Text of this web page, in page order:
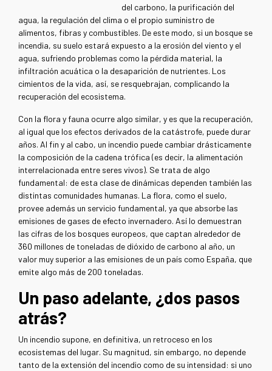
del carbono, la purificación del
agua, la regulación del clima o el propio suministro de
alimentos, fibras y combustibles. De este modo, si un bosque se
incendia, su suelo estará expuesto a la erosión del viento y el
agua, sufriendo problemas como la pérdida material, la
infiltración acuática o la desaparición de nutrientes. Los
cimientos de la vida, así, se resquebrajan, complicando la
recuperación del ecosistema.
Con la flora y fauna ocurre algo similar, y es que la recuperación,
al igual que los efectos derivados de la catástrofe, puede durar
años. Al fin y al cabo, un incendio puede cambiar drásticamente
la composición de la cadena trófica (es decir, la alimentación
interrelacionada entre seres vivos). Se trata de algo
fundamental: de esta clase de dinámicas dependen también las
distintas comunidades humanas. La flora, como el suelo,
provee además un servicio fundamental, ya que absorbe las
emisiones de gases de efecto invernadero. Así lo demuestran
las cifras de los bosques europeos, que captan alrededor de
360 millones de toneladas de dióxido de carbono al año, un
valor muy superior a las emisiones de un país como España, que
emite algo más de 200 toneladas.
Un paso adelante, ¿dos pasos
atrás?
Un incendio supone, en definitiva, un retroceso en los
ecosistemas del lugar. Su magnitud, sin embargo, no depende
tanto de la extensión del incendio como de su intensidad: si uno